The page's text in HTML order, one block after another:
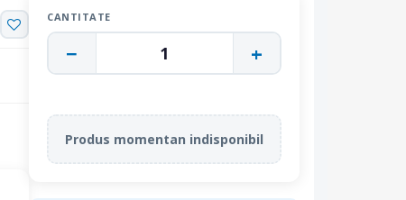
CANTITATE
− 1 +
Produs momentan indisponibil